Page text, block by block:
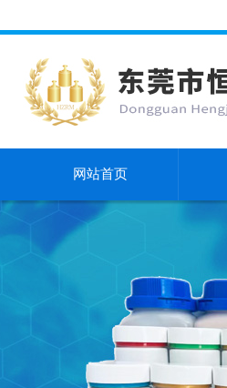
网站首页